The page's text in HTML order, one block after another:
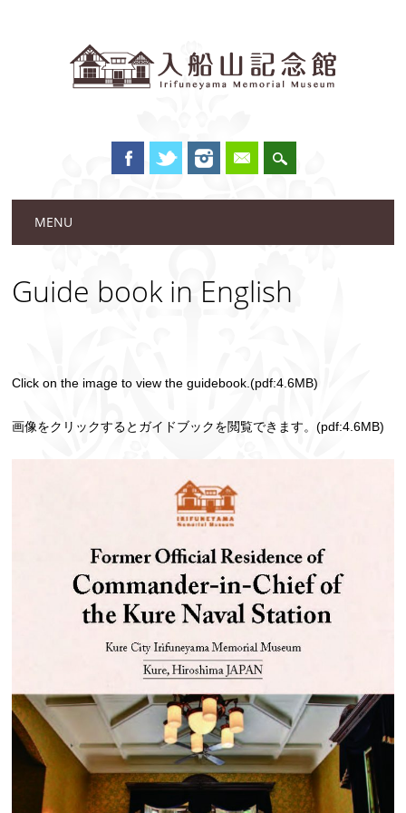
Main menu
MENU
Guide book in English
Click on the image to view the guidebook.(pdf:4.6MB)
画像をクリックするとガイドブックを閲覧できます。(pdf:4.6MB)